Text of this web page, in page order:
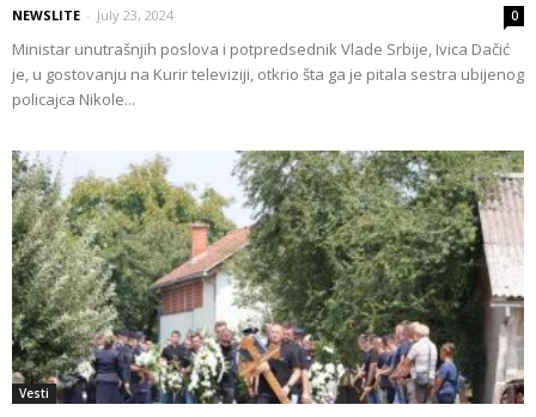
NEWSLITE - July 23, 2024 0
Ministar unutrašnjih poslova i potpredsednik Vlade Srbije, Ivica Dačić
je, u gostovanju na Kurir televiziji, otkrio šta ga je pitala sestra ubijenog
policajca Nikole...
Vesti